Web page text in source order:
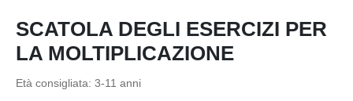
SCATOLA DEGLI ESERCIZI PER
LA MOLTIPLICAZIONE
Età consigliata: 3-11 anni